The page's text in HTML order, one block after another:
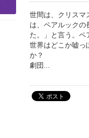
世間は、クリスマ
は、ペアルックの
た。」と言う。ペ
世界はどこか嘘っ
か？
劇団...